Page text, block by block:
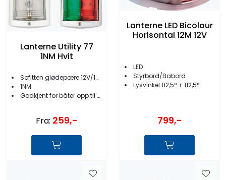
Lanterne Utility 77
1NM Hvit
Sofitten glødepære 12V/10W
1NM
Godkjent for båter opp til 12 meter
Fra: 259,-
Lanterne LED Bicolour
Horisontal 12M 12V
LED
Styrbord/Babord
Lysvinkel 112,5° + 112,5°
799,-